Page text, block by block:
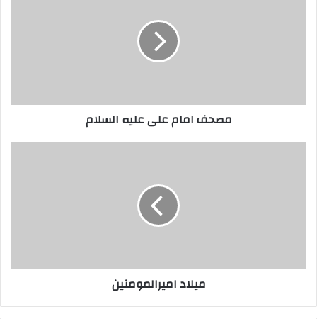
مصحف امام علی علیه السلام
میلاد امیرالمومنین